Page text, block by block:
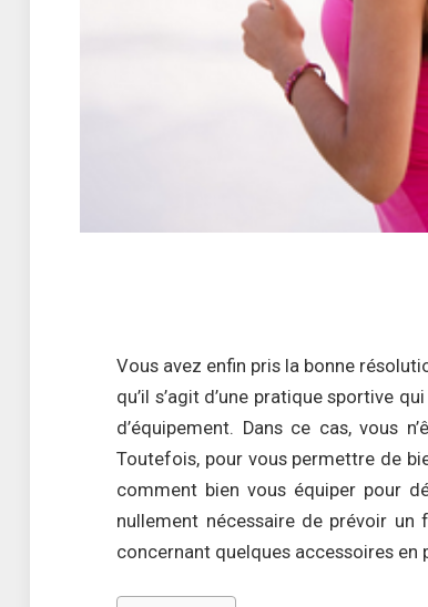
Vous avez enfin pris la bonne
qu’il s’agit d’une pratique sportive
d’équipement. Dans ce cas, vous
Toutefois, pour vous permettre de
comment bien vous équiper pour
nullement nécessaire de prévoir
concernant quelques accessoires en